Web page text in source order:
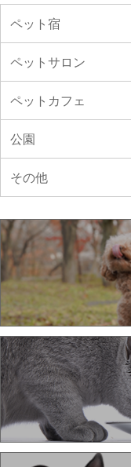
ペット宿
ペットサロン
ペットカフェ
公園
その他